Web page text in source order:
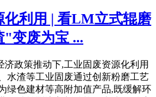
化利用 | 看LM立式辊磨
"变废为宝 ...
济政策推动下,工业固废资源化利用
水渣等工业固废通过创新粉磨工艺
绿色建材等高附加值产品,既缓解环